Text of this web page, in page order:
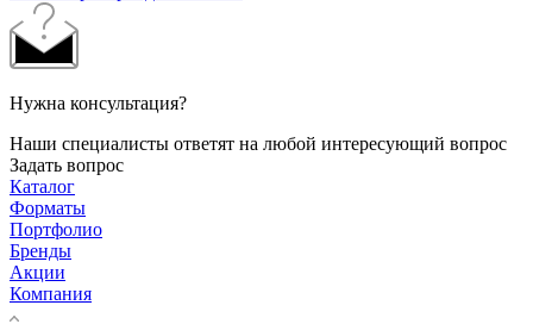
Нужна консультация?
Наши специалисты ответят на любой интересующий вопрос
Задать вопрос
Каталог
Форматы
Портфолио
Бренды
Акции
Компания